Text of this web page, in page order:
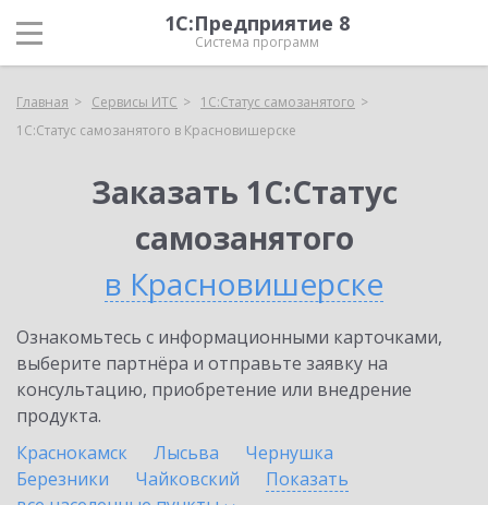
1С:Предприятие 8
Система программ
Главная Сервисы ИТС
1С:Статус самозанятого
1С:Статус самозанятого в Красновишерске
Заказать 1С:Статус
самозанятого
в Красновишерске
Ознакомьтесь с информационными карточками,
выберите партнёра и отправьте заявку на
консультацию, приобретение или внедрение
продукта.
Краснокамск
Лысьва
Чернушка
Березники
Чайковский
Показать